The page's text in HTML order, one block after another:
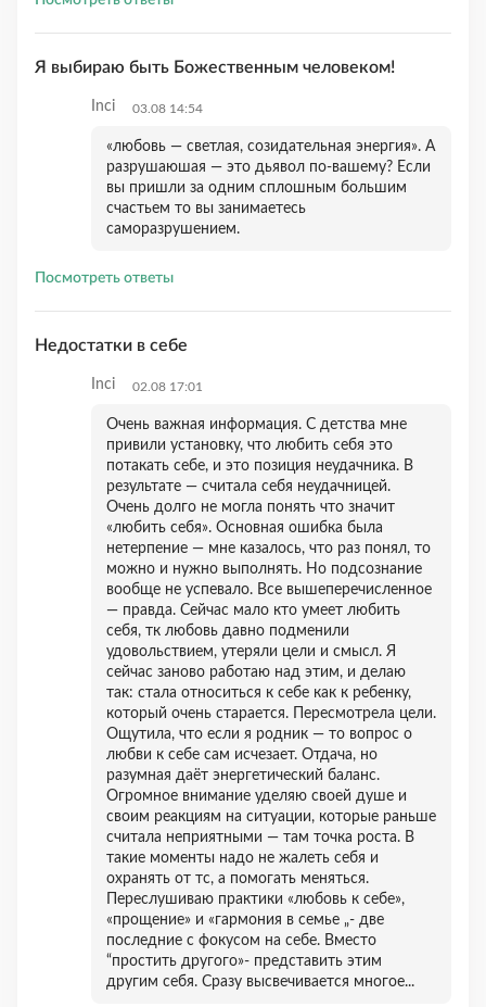
Я выбираю быть Божественным человеком!
Inci 03.08 14:54
«любовь — светлая, созидательная энергия». А
разрушаюшая — это дьявол по-вашему? Если
вы пришли за одним сплошным большим
счастьем то вы занимаетесь
саморазрушением.
Посмотреть ответы
Недостатки в себе
Inci 02.08 17:01
Очень важная информация. С детства мне
привили установку, что любить себя это
потакать себе, и это позиция неудачника. В
результате — считала себя неудачницей.
Очень долго не могла понять что значит
«любить себя». Основная ошибка была
нетерпение — мне казалось, что раз понял, то
можно и нужно выполнять. Но подсознание
вообще не успевало. Все вышеперечисленное
— правда. Сейчас мало кто умеет любить
себя, тк любовь давно подменили
удовольствием, утеряли цели и смысл. Я
сейчас заново работаю над этим, и делаю
так: стала относиться к себе как к ребенку,
который очень старается. Пересмотрела цели.
Ощутила, что если я родник — то вопрос о
любви к себе сам исчезает. Отдача, но
разумная даёт энергетический баланс.
Огромное внимание уделяю своей душе и
своим реакциям на ситуации, которые раньше
считала неприятными — там точка роста. В
такие моменты надо не жалеть себя и
охранять от тс, а помогать меняться.
Переслушиваю практики «любовь к себе»,
«прощение» и «гармония в семье „- две
последние с фокусом на себе. Вместо
“простить другого»- представить этим
другим себя. Сразу высвечивается многое...